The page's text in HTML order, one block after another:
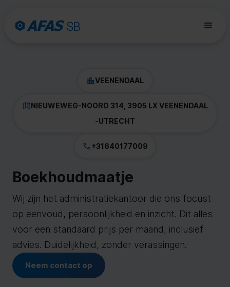
VEENENDAAL
NIEUWEWEG-NOORD 314, 3905 LX VEENENDAAL
-UTRECHT
+31640177009
Boekhoudmaatje
Wij zijn het administratiekantoor die ons focust
op eenvoud, persoonlijkheid en inzicht. Dit alles
voor een standaard prijs per maand, inclusief
advies. Duidelijkheid, zonder verassingen.
Neem contact op